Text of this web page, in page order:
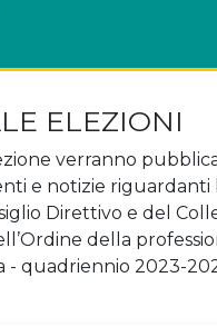
ELEZIONI
verranno
e notizie riguardanti
Direttivo e del
della
- quadriennio 2023-